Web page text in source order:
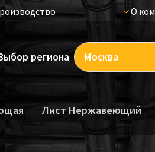
О
региона
Лист Нержавеющий